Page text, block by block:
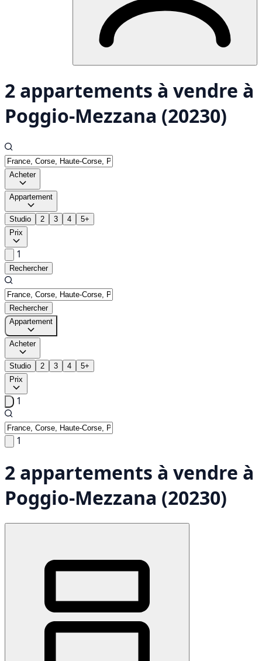
2 appartements à vendre à
Poggio-Mezzana (20230)
Acheter
Appartement
Studio 2 3 4
5+
Prix
1
Rechercher
Rechercher
Appartement
Acheter
Studio 2 3 4
5+
Prix
1
1
2 appartements à vendre à
Poggio-Mezzana (20230)